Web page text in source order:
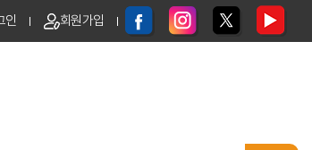
인 회원가입